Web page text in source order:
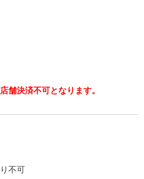
舗決済不可となります。
不可